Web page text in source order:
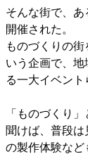
そんな街で、
開催された。
ものづくりの
いう企画で、
る一大イベント
「ものづくり
聞けば、普段
の製作体験など